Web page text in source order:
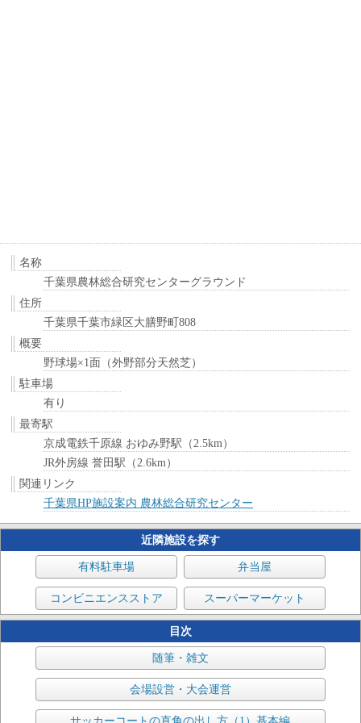
名称
千葉県農林総合研究センターグラウンド
住所
千葉県千葉市緑区大膳野町808
概要
野球場×1面（外野部分天然芝）
駐車場
有り
最寄駅
京成電鉄千原線 おゆみ野駅（2.5km）
JR外房線 誉田駅（2.6km）
関連リンク
千葉県HP施設案内 農林総合研究センター
近隣施設を探す
有料駐車場 弁当屋
コンビニエンスストア スーパーマーケット
目次
随筆・雑文
会場設営・大会運営